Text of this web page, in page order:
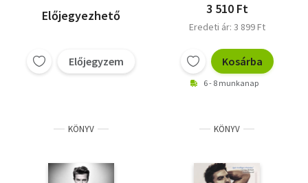
Előjegyezhető
Előjegyzem
3 510 Ft
Eredeti ár: 3 899 Ft
Kosárba
6 - 8 munkanap
KÖNYV KÖNYV